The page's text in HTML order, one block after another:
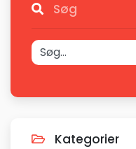
Søg
Kategorier